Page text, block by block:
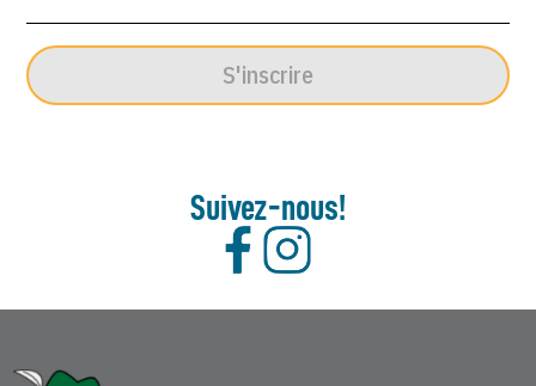
S'inscrire
Suivez-nous!